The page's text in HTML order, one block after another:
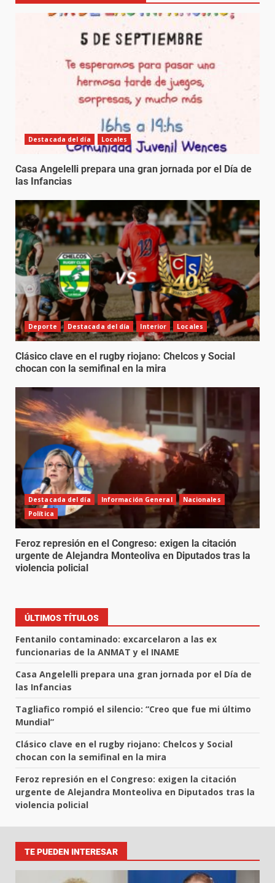
Destacada del día Locales
Casa Angelelli prepara una gran jornada por el Día de
las Infancias
Deporte Destacada del día Interior Locales
Clásico clave en el rugby riojano: Chelcos y Social
chocan con la semifinal en la mira
Destacada del día Información General
Nacionales
Política
Feroz represión en el Congreso: exigen la citación
urgente de Alejandra Monteoliva en Diputados tras la
violencia policial
ÚLTIMOS TÍTULOS
Fentanilo contaminado: excarcelaron a las ex
funcionarias de la ANMAT y el INAME
Casa Angelelli prepara una gran jornada por el Día de
las Infancias
Tagliafico rompió el silencio: “Creo que fue mi último
Mundial”
Clásico clave en el rugby riojano: Chelcos y Social
chocan con la semifinal en la mira
Feroz represión en el Congreso: exigen la citación
urgente de Alejandra Monteoliva en Diputados tras la
violencia policial
TE PUEDEN INTERESAR